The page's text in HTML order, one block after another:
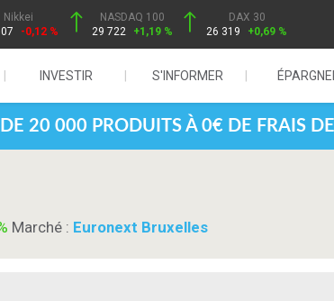
Nikkei
-0,12 %
NASDAQ 100
29 722
+1,19 %
DAX 30
26 319
+0,69 %
INVESTIR S'INFORMER
DE 20 000 PRODUITS À 0€ DE FRAIS
Marché : Euronext Bruxelles